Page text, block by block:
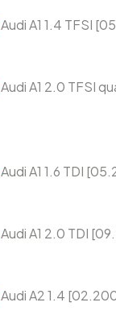
Audi A1 1.4 TFSI
Audi A1 2.0 TFSI
Audi A1 1.6 TDI
Audi A1 2.0 TDI
Audi A2 1.4